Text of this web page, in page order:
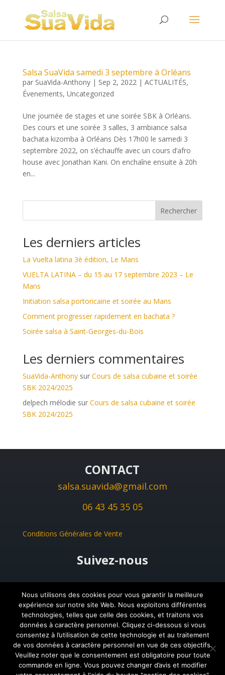
Salsa SuaVida samedi 3 septembre à Orléans
par SuaVida-Anthony| Sep 2, 2022| ACTUALITÉS,
Évenements, Uncategorized
Une journée de stages et une soirée SBK à Orléans.
Des cours et une soirée 3 salles, 3 ambiance salsa
bachata kizomba à Orléans Dès 17h00 le samedi 3
septembre 2022, on s’échauffe avec un cours d’afro
house avec Jonathan Kani. On enchaîne ensuite à 20h
en...
Rechercher
Les derniers articles
La Vuelta latina 3è édition, Le Mans
VUELTA LATINA – du 15 au 17 septembre 2023 – Le
Mans
Initiation salsa portoricaine et soirée au Mans
Comment progresser rapidement en bachata ?
Soirée salsa à Saint-Georges-du-Bois
Les derniers commentaires
SuaVida-Anthonysur Cours de salsa cubaine et soirée
SBK 2024/2025
delpech mélodie sur Cours de salsa cubaine et soirée
SBK 2024/2025
CONTACT
salsa.suavida@gmail.com
06 43 45 35 05
Conditions Générales de Vente
Suivez-nous
Suivre Suivre
Suivre
Nous utilisons des cookies pour vous garantir la meilleure
expérience sur notre site Web. Nous exploitons différentes
technologies, telles que celle des cookies, et traitons vos
données à caractère personnel. Cliquez ci-dessous si vous
consentez à l’utilisation de cette technologie et au traitement
de vos données à caractère personnel en vue de ces objectifs.
Veuillez noter que le consentement est obligatoire pour toute
commande en ligne. Vous pouvez changer d’avis et modifier